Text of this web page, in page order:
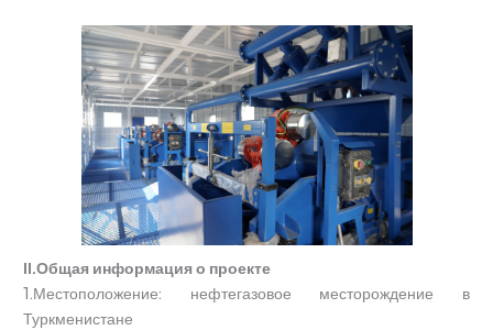
II.Общая информация о проекте
1.Местоположение: нефтегазовое месторождение в
Туркменистане